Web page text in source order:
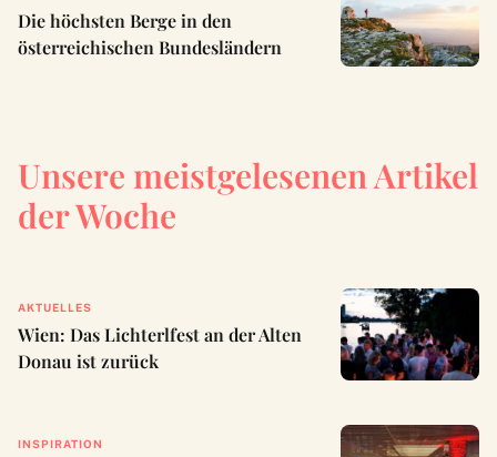
Die höchsten Berge in den
österreichischen Bundesländern
Unsere meistgelesenen Artikel
der Woche
AKTUELLES
Wien: Das Lichterlfest an der Alten
Donau ist zurück
INSPIRATION